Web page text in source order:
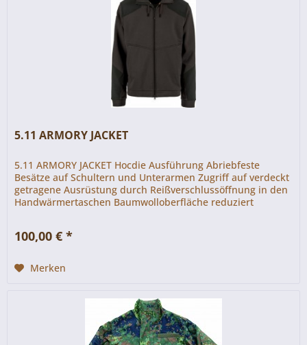
5.11 ARMORY JACKET
5.11 ARMORY JACKET Hocdie Ausführung Abriebfeste
Besätze auf Schultern und Unterarmen Zugriff auf verdeckt
getragene Ausrüstung durch Reißverschlussöffnung in den
Handwärmertaschen Baumwolloberfläche reduziert
100,00 € *
Merken